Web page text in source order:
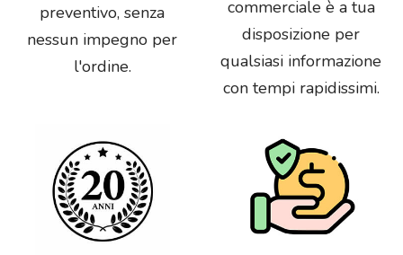
preventivo, senza
nessun impegno per
l'ordine.
commerciale è a tua
disposizione per
qualsiasi informazione
con tempi rapidissimi.